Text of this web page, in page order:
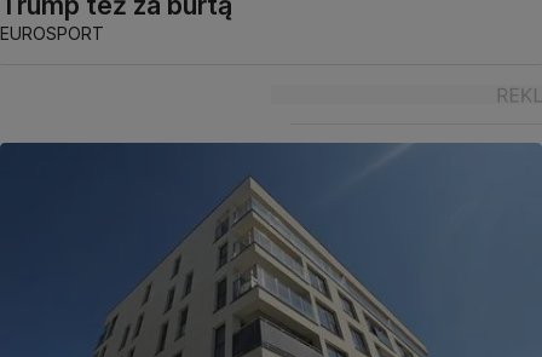
EUROSPORT